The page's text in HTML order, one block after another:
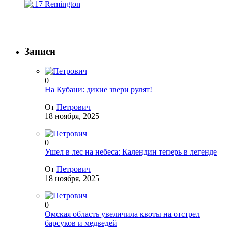
Записи
0
На Кубани: дикие звери рулят!
От Петрович
18 ноября, 2025
0
Ушел в лес на небеса: Календин теперь в легенде
От Петрович
18 ноября, 2025
0
Омская область увеличила квоты на отстрел
барсуков и медведей